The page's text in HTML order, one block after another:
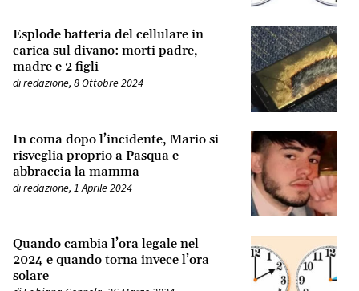
Esplode batteria del cellulare in
carica sul divano: morti padre,
madre e 2 figli
diredazione, 8 Ottobre 2024
In coma dopo l’incidente, Mario si
risveglia proprio a Pasqua e
abbraccia la mamma
diredazione, 1 Aprile 2024
Quando cambia l’ora legale nel
2024 e quando torna invece l’ora
solare